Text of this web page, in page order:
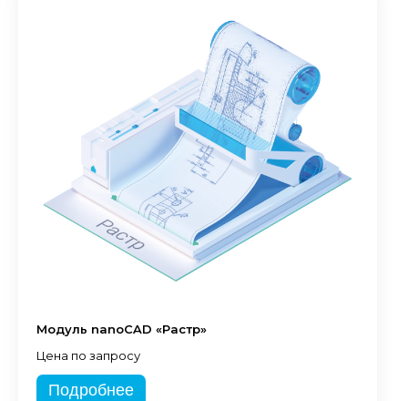
Модуль nanoCAD «Растр»
Цена по запросу
Подробнее